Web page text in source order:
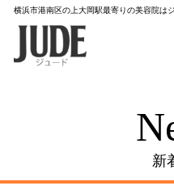
横浜市港南区の上大岡駅最寄りの美容院は
新